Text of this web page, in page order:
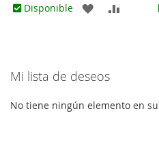
Disponible
AGREGAR
FAVORITOS
Mi lista de deseos
No tiene ningún elemento en